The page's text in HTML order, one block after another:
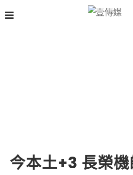
今本土+3 長榮